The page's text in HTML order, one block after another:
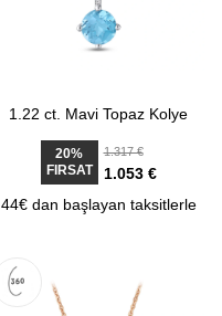
1.22 ct. Mavi Topaz Kolye
20%
FIRSAT
1.317 €
1.053 €
44€ dan başlayan taksitlerle